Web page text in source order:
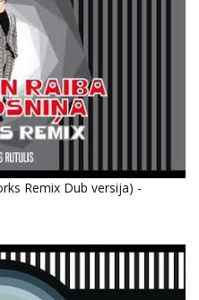
Remix Dub versija) -